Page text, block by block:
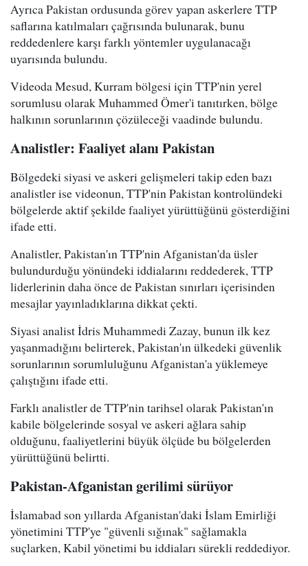
Ayrıca Pakistan ordusunda görev yapan askerlere TTP
saflarına katılmaları çağrısında bulunarak, bunu
reddedenlere karşı farklı yöntemler uygulanacağı
uyarısında bulundu.
Videoda Mesud, Kurram bölgesi için TTP'nin yerel
sorumlusu olarak Muhammed Ömer'i tanıtırken, bölge
halkının sorunlarının çözüleceği vaadinde bulundu.
Analistler: Faaliyet alanı Pakistan
Bölgedeki siyasi ve askeri gelişmeleri takip eden bazı
analistler ise videonun, TTP'nin Pakistan kontrolündeki
bölgelerde aktif şekilde faaliyet yürüttüğünü gösterdiğini
ifade etti.
Analistler, Pakistan'ın TTP'nin Afganistan'da üsler
bulundurduğu yönündeki iddialarını reddederek, TTP
liderlerinin daha önce de Pakistan sınırları içerisinden
mesajlar yayınladıklarına dikkat çekti.
Siyasi analist İdris Muhammedi Zazay, bunun ilk kez
yaşanmadığını belirterek, Pakistan'ın ülkedeki güvenlik
sorunlarının sorumluluğunu Afganistan'a yüklemeye
çalıştığını ifade etti.
Farklı analistler de TTP'nin tarihsel olarak Pakistan'ın
kabile bölgelerinde sosyal ve askeri ağlara sahip
olduğunu, faaliyetlerini büyük ölçüde bu bölgelerden
yürüttüğünü belirtti.
Pakistan-Afganistan gerilimi sürüyor
İslamabad son yıllarda Afganistan'daki İslam Emirliği
yönetimini TTP'ye "güvenli sığınak" sağlamakla
suçlarken, Kabil yönetimi bu iddiaları sürekli reddediyor.